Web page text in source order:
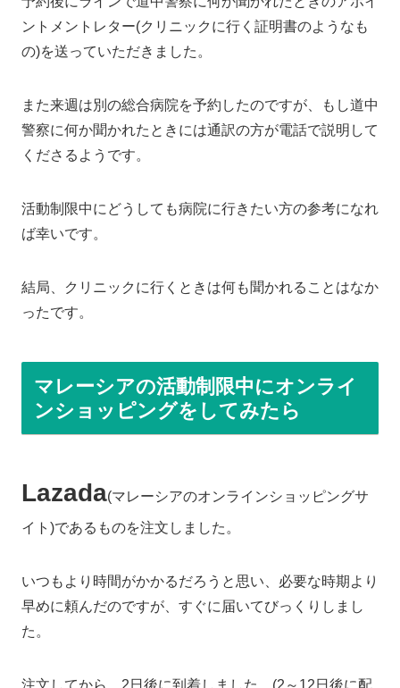
ントメントレター(クリニックに行く証明書のようなも
の)を送っていただきました。
また来週は別の総合病院を予約したのですが、もし道中
警察に何か聞かれたときには通訳の方が電話で説明して
くださるようです。
活動制限中にどうしても病院に行きたい方の参考になれ
ば幸いです。
結局、クリニックに行くときは何も聞かれることはなか
ったです。
マレーシアの活動制限中にオンライ
ンショッピングをしてみたら
Lazada(マレーシアのオンラインショッピングサ
イト)であるものを注文しました。
いつもより時間がかかるだろうと思い、必要な時期より
早めに頼んだのですが、すぐに届いてびっくりしまし
た。